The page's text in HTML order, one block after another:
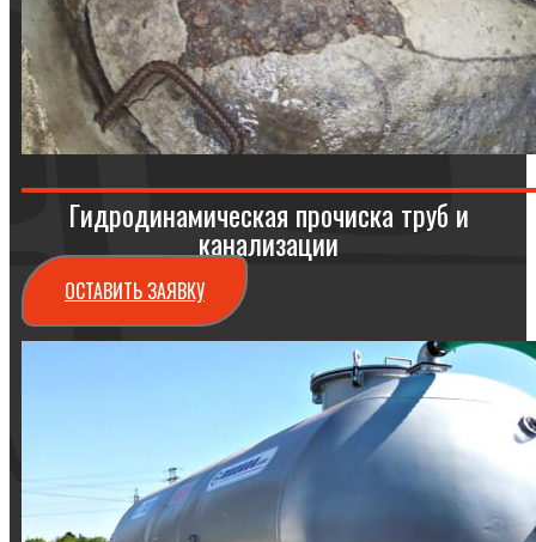
Гидродинамическая прочиска труб и
канализации
ОСТАВИТЬ ЗАЯВКУ